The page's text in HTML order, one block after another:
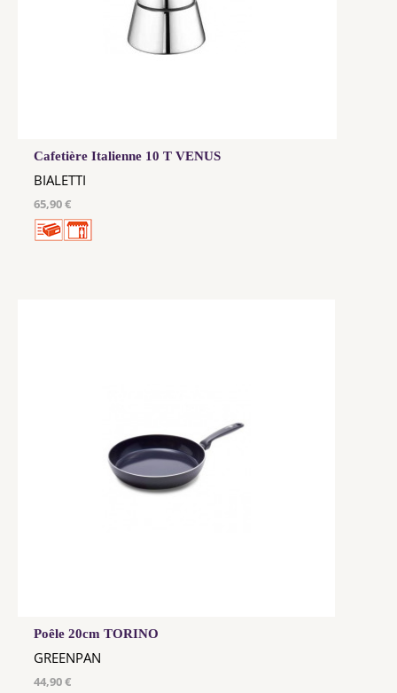
Cafetière Italienne 10 T VENUS
BIALETTI
65,90 €
Poêle 20cm TORINO
GREENPAN
44,90 €